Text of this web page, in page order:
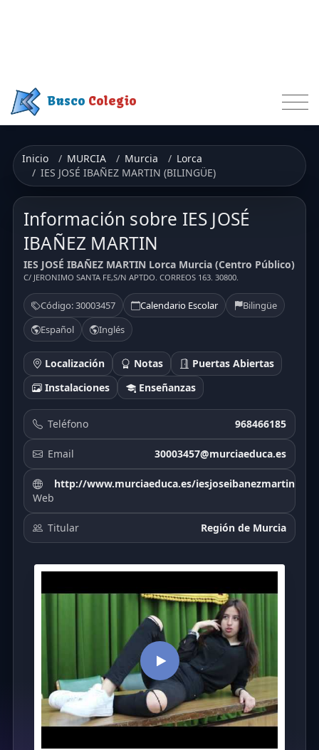
Busco Colegio
Inicio MURCIA Murcia
Lorca
IES JOSÉ IBAÑEZ MARTIN (BILINGÜE)
Información sobre IES JOSÉ
IBAÑEZ MARTIN
IES JOSÉ IBAÑEZ MARTIN Lorca Murcia (Centro Público)
C/ JERONIMO SANTA FE,S/N APTDO. CORREOS 163. 30800.
Código: 30003457 Calendario Escolar
Bilingüe
Español
Inglés
Localización Notas
Puertas Abiertas
Instalaciones
Enseñanzas
Teléfono 968466185
Email 30003457@murciaeduca.es
Web
http://www.murciaeduca.es/iesjoseibanezmartin
Titular Región de Murcia